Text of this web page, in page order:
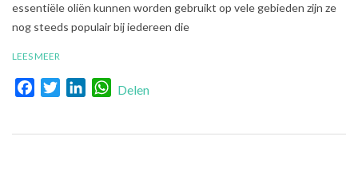
essentiële oliën kunnen worden gebruikt op vele gebieden zijn ze
nog steeds populair bij iedereen die
LEES MEER
FacebookTwitterLinkedInWhatsApp
Delen